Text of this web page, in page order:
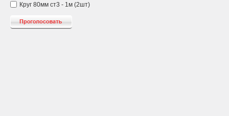
Круг 80мм ст3 - 1м (2шт)